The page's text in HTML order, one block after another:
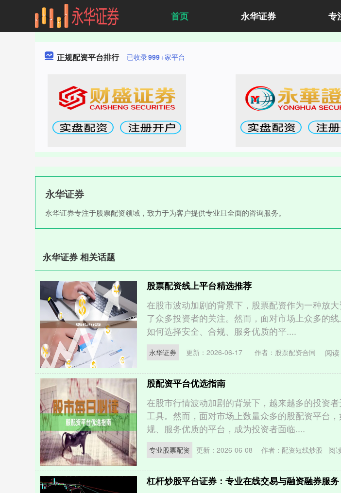
首页 永华证券 专
正规配资平台排行 已收录999+家平台
永华证券
永华证券专注于股票配资领域，致力于为客户提供专业且全面的咨询服务。
永华证券 相关话题
股票配资线上平台精选推荐
在股市波动加剧的背景下，股票配资作为一种放
了众多投资者的关注。然而，面对市场上众多的线
如何选择安全、合规、服务优质的平....
永华证券 更新：2026-06-17 作者：股票配资合同 阅读
股配资平台优选指南
在股市行情波动加剧的背景下，越来越多的投资
工具。然而，面对市场上数量众多的股配资平台
规、服务优质的平台，成为投资者面临....
专业股票配资 更新：2026-06-08 作者：配资短线炒股 阅
杠杆炒股平台证券：专业在线交易与融资融券服务